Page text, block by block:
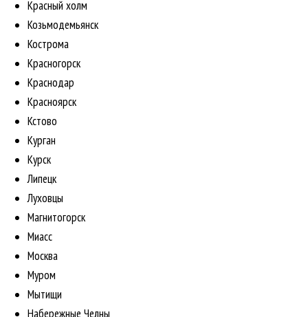
Красный холм
Козьмодемьянск
Кострома
Красногорск
Краснодар
Красноярск
Кстово
Курган
Курск
Липецк
Луховцы
Магнитогорск
Миасс
Москва
Муром
Мытищи
Набережные Челны